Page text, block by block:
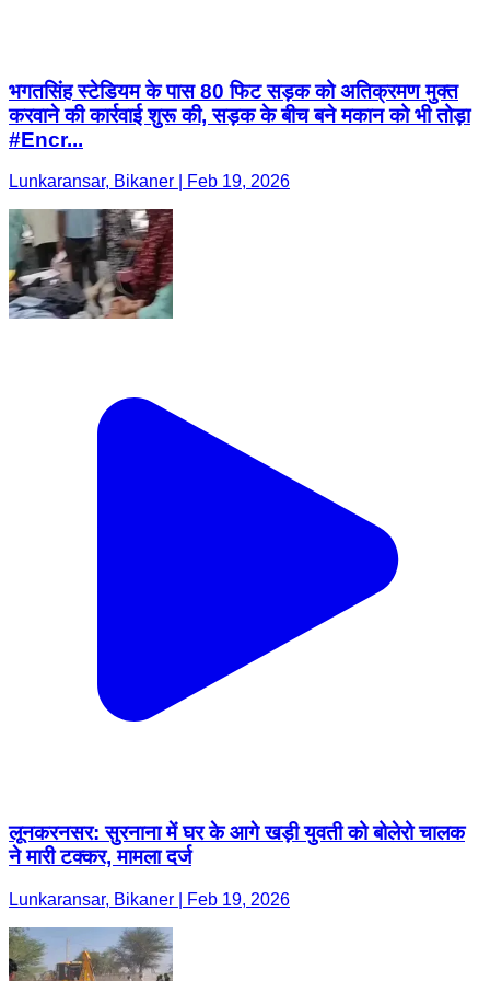
भगतसिंह स्टेडियम के पास 80 फिट सड़क को अतिक्रमण मुक्त
करवाने की कार्रवाई शुरू की, सड़क के बीच बने मकान को भी तोड़ा
#Encr...
Lunkaransar, Bikaner | Feb 19, 2026
लूनकरनसर: सुरनाना में घर के आगे खड़ी युवती को बोलेरो चालक
ने मारी टक्कर, मामला दर्ज
Lunkaransar, Bikaner | Feb 19, 2026